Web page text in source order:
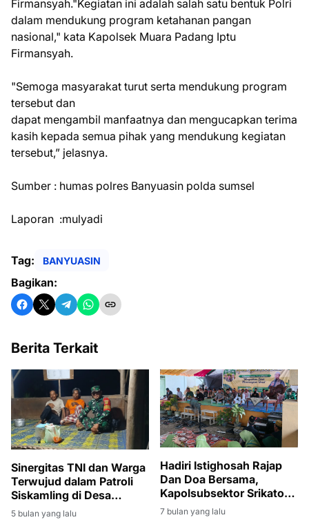
Firmansyah."Kegiatan ini adalah salah satu bentuk Polri
dalam mendukung program ketahanan pangan
nasional," kata Kapolsek Muara Padang Iptu
Firmansyah.
"Semoga masyarakat turut serta mendukung program
tersebut dan
dapat mengambil manfaatnya dan mengucapkan terima
kasih kepada semua pihak yang mendukung kegiatan
tersebut,” jelasnya.
Sumber : humas polres Banyuasin polda sumsel
Laporan :mulyadi
Tag: BANYUASIN
Bagikan:
Berita Terkait
Sinergitas TNI dan Warga
Terwujud dalam Patroli
Siskamling di Desa
Bintaran Banyuasin
5 bulan yang lalu
Hadiri Istighosah Rajap
Dan Doa Bersama,
Kapolsubsektor Srikaton
Ajak Warga Bijak Dalam
7 bulan yang lalu